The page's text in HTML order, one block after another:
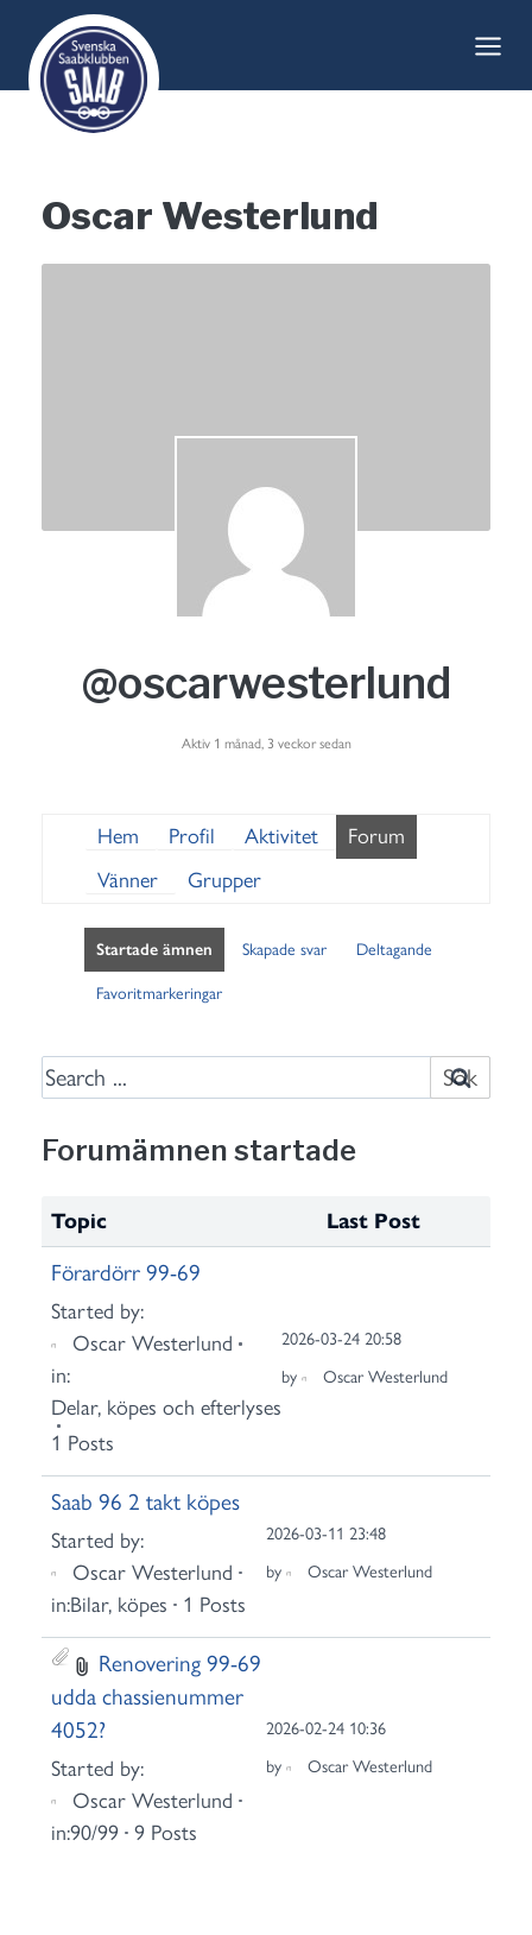
content
Oscar Westerlund
@oscarwesterlund
Aktiv 1 månad, 3 veckor sedan
Hem Profil Aktivitet
Forum
Vänner
Grupper
Startade ämnen Skapade svar Deltagande
Favoritmarkeringar
S
e
a
rForumämnen startade
Topic Last Post
Förardörr 99-69
Started by:
Oscar Westerlund
in:
Delar, köpes och efterlyses
1 Posts
2026-03-24 20:58
by
Oscar Westerlund
Saab 96 2 takt köpes
Started by:
Oscar Westerlund
in:Bilar, köpes 1 Posts
2026-03-11 23:48
by
Oscar Westerlund
Renovering 99-69
udda chassienummer
4052?
Started by:
Oscar Westerlund
in:90/99 9 Posts
2026-02-24 10:36
by
Oscar Westerlund